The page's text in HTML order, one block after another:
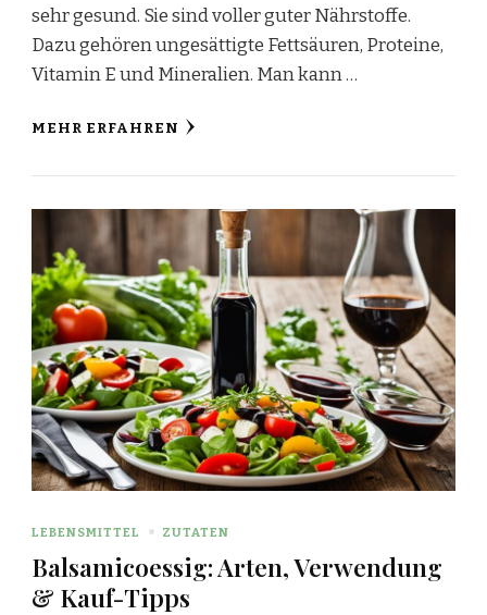
sehr gesund. Sie sind voller guter Nährstoffe.
Dazu gehören ungesättigte Fettsäuren, Proteine,
Vitamin E und Mineralien. Man kann …
MEHR ERFAHREN
LEBENSMITTEL ZUTATEN
Balsamicoessig: Arten, Verwendung
& Kauf-Tipps